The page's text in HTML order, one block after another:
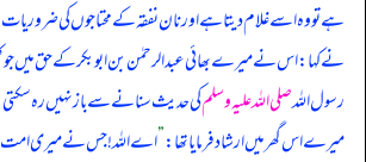
ہے تو وہ اسے غلام دیتا ہے اور نان نفقہ کے محتاجوں کی
نے کہا: اس نے میرے بھائی عبدالرحمٰن بن ابوبکر کے حق میں جو کچھ
رسول اللہصلی اللہ علیہ وسلمکی حدیث سنانے سے باز نہیں رہ
میرے اس گھر میں ارشاد فرمایا تھا:”اے اللہ! جس نے میری امت کے